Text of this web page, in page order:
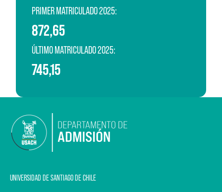
PRIMER MATRICULADO 2025:
872,65
ÚLTIMO MATRICULADO 2025:
745,15
UNIVERSIDAD DE SANTIAGO DE CHILE